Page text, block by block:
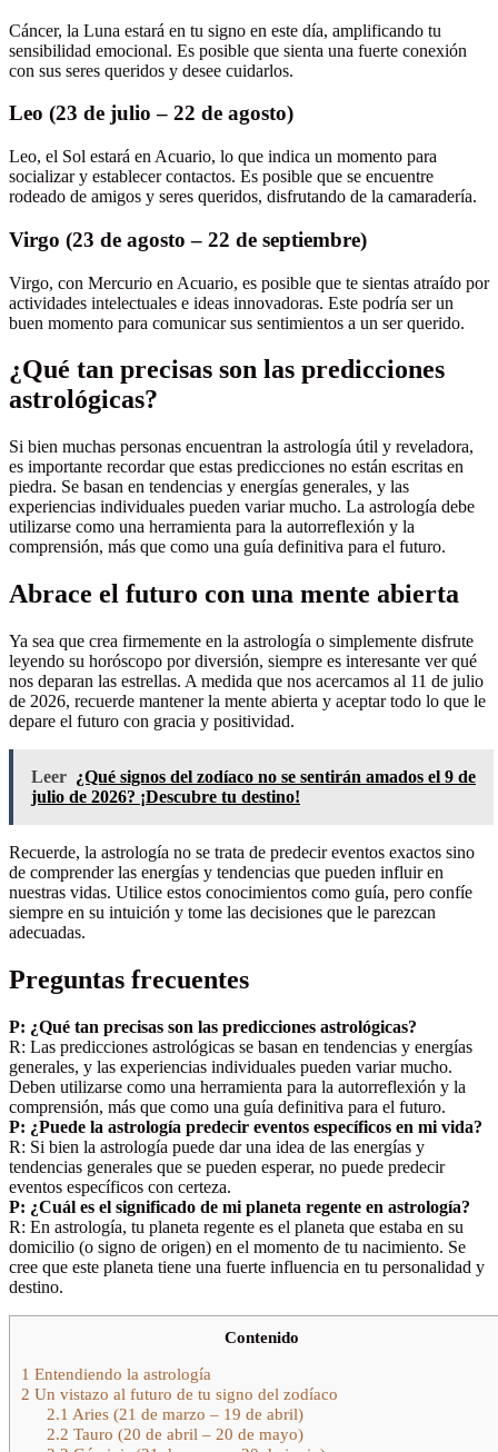
Cáncer, la Luna estará en tu signo en este día, amplificando tu
sensibilidad emocional. Es posible que sienta una fuerte conexión
con sus seres queridos y desee cuidarlos.
Leo (23 de julio – 22 de agosto)
Leo, el Sol estará en Acuario, lo que indica un momento para
socializar y establecer contactos. Es posible que se encuentre
rodeado de amigos y seres queridos, disfrutando de la camaradería.
Virgo (23 de agosto – 22 de septiembre)
Virgo, con Mercurio en Acuario, es posible que te sientas atraído por
actividades intelectuales e ideas innovadoras. Este podría ser un
buen momento para comunicar sus sentimientos a un ser querido.
¿Qué tan precisas son las predicciones
astrológicas?
Si bien muchas personas encuentran la astrología útil y reveladora,
es importante recordar que estas predicciones no están escritas en
piedra. Se basan en tendencias y energías generales, y las
experiencias individuales pueden variar mucho. La astrología debe
utilizarse como una herramienta para la autorreflexión y la
comprensión, más que como una guía definitiva para el futuro.
Abrace el futuro con una mente abierta
Ya sea que crea firmemente en la astrología o simplemente disfrute
leyendo su horóscopo por diversión, siempre es interesante ver qué
nos deparan las estrellas. A medida que nos acercamos al 11 de julio
de 2026, recuerde mantener la mente abierta y aceptar todo lo que le
depare el futuro con gracia y positividad.
Leer ¿Qué signos del zodíaco no se sentirán amados el 9 de
julio de 2026? ¡Descubre tu destino!
Recuerde, la astrología no se trata de predecir eventos exactos sino
de comprender las energías y tendencias que pueden influir en
nuestras vidas. Utilice estos conocimientos como guía, pero confíe
siempre en su intuición y tome las decisiones que le parezcan
adecuadas.
Preguntas frecuentes
P: ¿Qué tan precisas son las predicciones astrológicas?
R: Las predicciones astrológicas se basan en tendencias y energías
generales, y las experiencias individuales pueden variar mucho.
Deben utilizarse como una herramienta para la autorreflexión y la
comprensión, más que como una guía definitiva para el futuro.
P: ¿Puede la astrología predecir eventos específicos en mi vida?
R: Si bien la astrología puede dar una idea de las energías y
tendencias generales que se pueden esperar, no puede predecir
eventos específicos con certeza.
P: ¿Cuál es el significado de mi planeta regente en astrología?
R: En astrología, tu planeta regente es el planeta que estaba en su
domicilio (o signo de origen) en el momento de tu nacimiento. Se
cree que este planeta tiene una fuerte influencia en tu personalidad y
destino.
Contenido
1 Entendiendo la astrología
2 Un vistazo al futuro de tu signo del zodíaco
2.1 Aries (21 de marzo – 19 de abril)
2.2 Tauro (20 de abril – 20 de mayo)